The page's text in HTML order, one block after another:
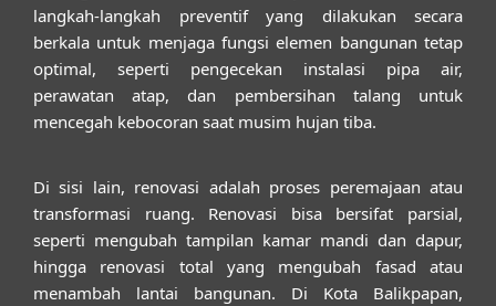
langkah-langkah preventif yang dilakukan secara
berkala untuk menjaga fungsi elemen bangunan tetap
optimal, seperti pengecekan instalasi pipa air,
perawatan atap, dan pembersihan talang untuk
mencegah kebocoran saat musim hujan tiba.
Di sisi lain, renovasi adalah proses peremajaan atau
transformasi ruang. Renovasi bisa bersifat parsial,
seperti mengubah tampilan kamar mandi dan dapur,
hingga renovasi total yang mengubah fasad atau
menambah lantai bangunan. Di Kota Balikpapan,